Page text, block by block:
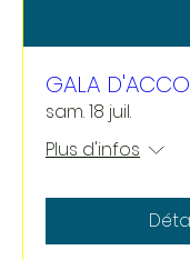
GALA
sam. 18 juil.
Plus d'infos